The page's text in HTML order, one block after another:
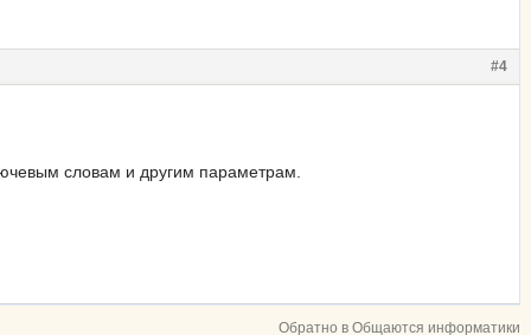
#4
словам и другим параметрам.
Обратно в Общаются информатики